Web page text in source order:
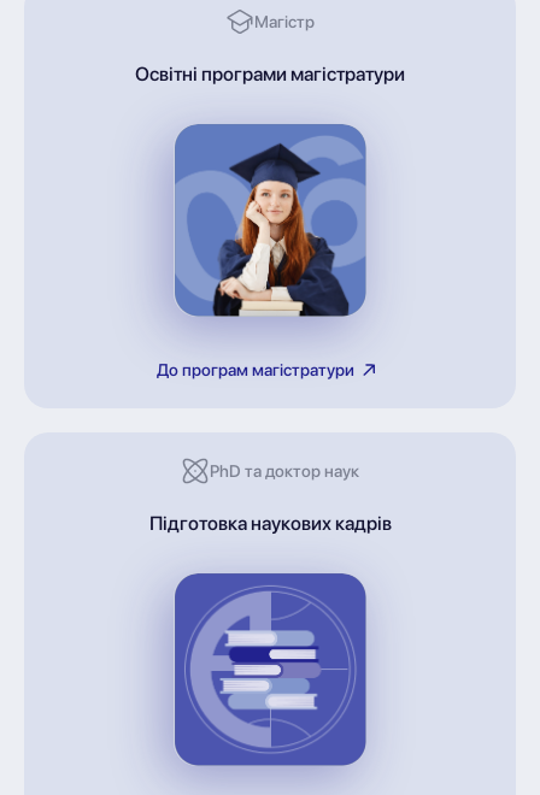
Магістр
Освітні програми магістратури
До програм магістратури
PhD та доктор наук
Підготовка наукових кадрів